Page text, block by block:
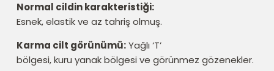
Normal cildin karakteristiği:
Esnek, elastik ve az tahriş olmuş.
Karma cilt görünümü:Yağlı ‘T’
bölgesi, kuru yanak bölgesi ve görünmez gözenekler.